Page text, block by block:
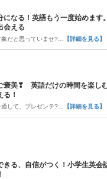
になる！英語もう一度始めます
会える
だと思っていませ?… 【詳細を見る】
褒美❣ 英語だけの時間を楽し
！
通して、プレゼンテ?… 【詳細を見る】
る、自信がつく！小学生英会